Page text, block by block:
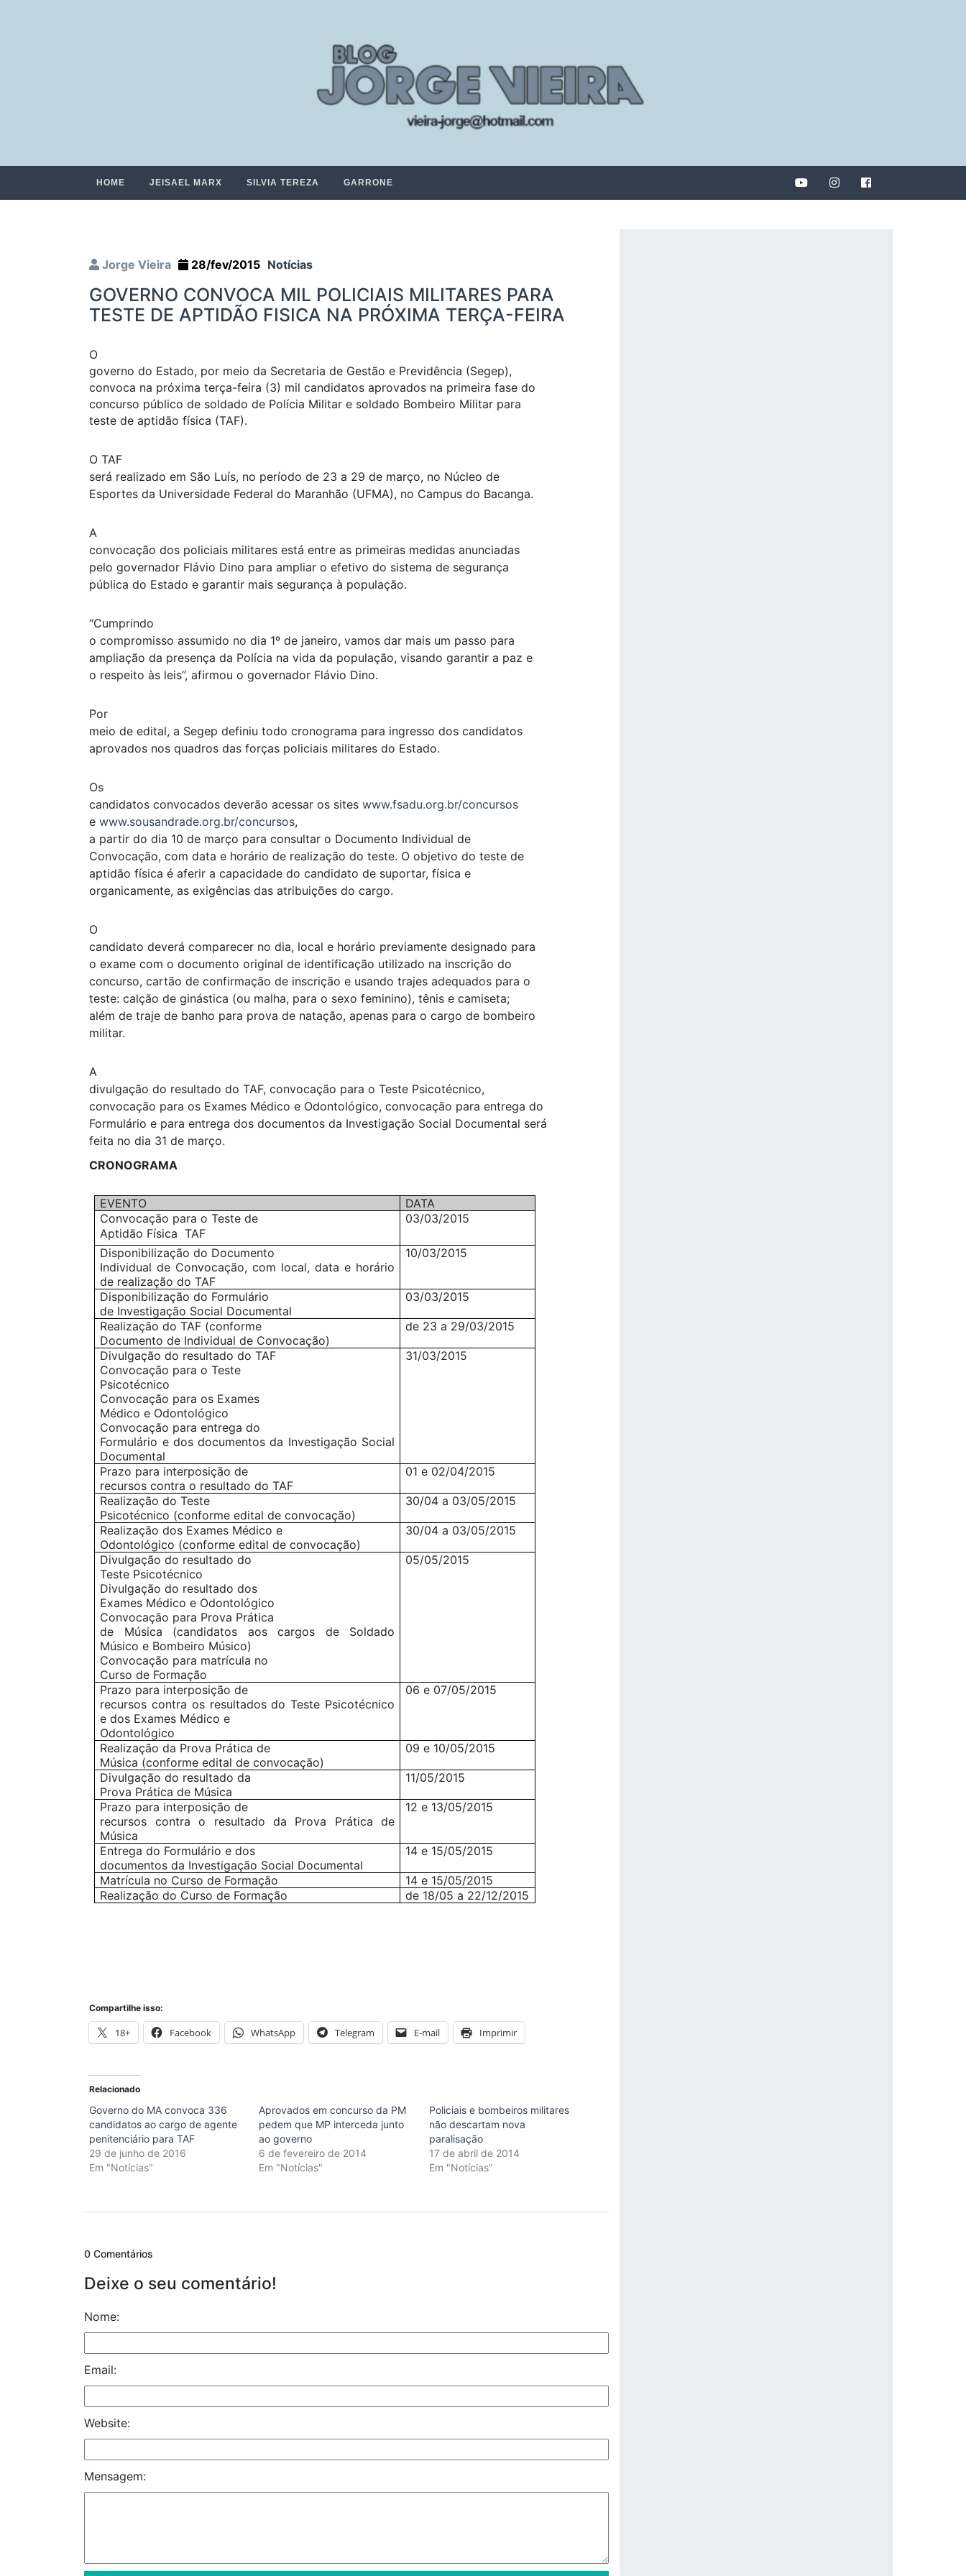
HOME JEISAEL MARX SILVIA TEREZA GARRONE
Jorge Vieira 28/fev/2015 Notícias
GOVERNO CONVOCA MIL POLICIAIS MILITARES PARA
TESTE DE APTIDÃO FISICA NA PRÓXIMA TERÇA-FEIRA
O
governo do Estado, por meio da Secretaria de Gestão e Previdência (Segep),
convoca na próxima terça-feira (3) mil candidatos aprovados na primeira fase do
concurso público de soldado de Polícia Militar e soldado Bombeiro Militar para
teste de aptidão física (TAF).
O TAF
será realizado em São Luís, no período de 23 a 29 de março, no Núcleo de
Esportes da Universidade Federal do Maranhão (UFMA), no Campus do Bacanga.
A
convocação dos policiais militares está entre as primeiras medidas anunciadas
pelo governador Flávio Dino para ampliar o efetivo do sistema de segurança
pública do Estado e garantir mais segurança à população.
“Cumprindo
o compromisso assumido no dia 1º de janeiro, vamos dar mais um passo para
ampliação da presença da Polícia na vida da população, visando garantir a paz e
o respeito às leis”, afirmou o governador Flávio Dino.
Por
meio de edital, a Segep definiu todo cronograma para ingresso dos candidatos
aprovados nos quadros das forças policiais militares do Estado.
Os
candidatos convocados deverão acessar os sites www.fsadu.org.br/concursos
e www.sousandrade.org.br/concursos,
a partir do dia 10 de março para consultar o Documento Individual de
Convocação, com data e horário de realização do teste. O objetivo do teste de
aptidão física é aferir a capacidade do candidato de suportar, física e
organicamente, as exigências das atribuições do cargo.
O
candidato deverá comparecer no dia, local e horário previamente designado para
o exame com o documento original de identificação utilizado na inscrição do
concurso, cartão de confirmação de inscrição e usando trajes adequados para o
teste: calção de ginástica (ou malha, para o sexo feminino), tênis e camiseta;
além de traje de banho para prova de natação, apenas para o cargo de bombeiro
militar.
A
divulgação do resultado do TAF, convocação para o Teste Psicotécnico,
convocação para os Exames Médico e Odontológico, convocação para entrega do
Formulário e para entrega dos documentos da Investigação Social Documental será
feita no dia 31 de março.
CRONOGRAMA
EVENTO
DATA
Convocação para o Teste de
Aptidão Física  TAF
03/03/2015
Disponibilização do Documento
Individual de Convocação, com local, data e horário
de realização do TAF
10/03/2015
Disponibilização do Formulário
de Investigação Social Documental
03/03/2015
Realização do TAF (conforme
Documento de Individual de Convocação)
de 23 a 29/03/2015
Divulgação do resultado do TAF
Convocação para o Teste
Psicotécnico
Convocação para os Exames
Médico e Odontológico
Convocação para entrega do
Formulário e dos documentos da Investigação Social
Documental
31/03/2015
Prazo para interposição de
recursos contra o resultado do TAF
01 e 02/04/2015
Realização do Teste
Psicotécnico (conforme edital de convocação)
30/04 a 03/05/2015
Realização dos Exames Médico e
Odontológico (conforme edital de convocação)
30/04 a 03/05/2015
Divulgação do resultado do
Teste Psicotécnico
Divulgação do resultado dos
Exames Médico e Odontológico
Convocação para Prova Prática
de Música (candidatos aos cargos de Soldado
Músico e Bombeiro Músico)
Convocação para matrícula no
Curso de Formação
05/05/2015
Prazo para interposição de
recursos contra os resultados do Teste Psicotécnico
e dos Exames Médico e
Odontológico
06 e 07/05/2015
Realização da Prova Prática de
Música (conforme edital de convocação)
09 e 10/05/2015
Divulgação do resultado da
Prova Prática de Música
11/05/2015
Prazo para interposição de
recursos contra o resultado da Prova Prática de
Música
12 e 13/05/2015
Entrega do Formulário e dos
documentos da Investigação Social Documental
14 e 15/05/2015
Matrícula no Curso de Formação
14 e 15/05/2015
Realização do Curso de Formação
de 18/05 a 22/12/2015
Compartilhe isso:
18+ Facebook WhatsApp Telegram E-mail Imprimir
Relacionado
Governo do MA convoca 336
candidatos ao cargo de agente
penitenciário para TAF
29 de junho de 2016
Em "Notícias"
Aprovados em concurso da PM
pedem que MP interceda junto
ao governo
6 de fevereiro de 2014
Em "Notícias"
Policiais e bombeiros militares
não descartam nova
paralisação
17 de abril de 2014
Em "Notícias"
0 Comentários
Deixe o seu comentário!
Nome:
Email:
Website:
Mensagem: